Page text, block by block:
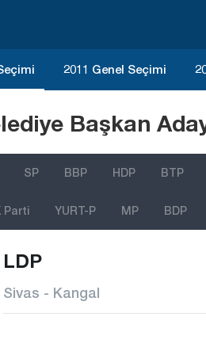
2011 Genel Seçimi
Başkan
SP BBP HDP BTP
Parti YURT-P MP BDP
LDP
Sivas - Kangal